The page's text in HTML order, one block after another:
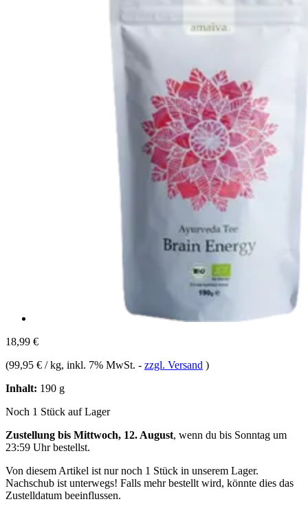
18,99 €
(99,95 € / kg, inkl. 7% MwSt. - zzgl. Versand )
Inhalt: 190 g
Noch 1 Stück auf Lager
Zustellung bis Mittwoch, 12. August, wenn du bis Sonntag um
23:59 Uhrbestellst.
Von diesem Artikel ist nur noch 1 Stück in unserem Lager.
Nachschub ist unterwegs! Falls mehr bestellt wird, könnte dies das
Zustelldatum beeinflussen.